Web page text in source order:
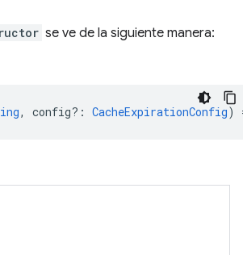
se ve de la siguiente manera:
, config? : CacheExpirationConfig)